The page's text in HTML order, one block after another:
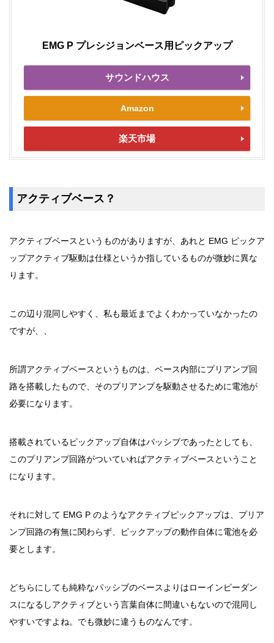
EMG P プレシジョンベース用ピックアップ
サウンドハウス
Amazon
楽天市場
アクティブベース？
アクティブベースというものがありますが、あれと EMG ピックア
ップアクティブ駆動は仕様というか指しているものが微妙に異な
ります。
この辺り混同しやすく、私も最近までよくわかっていなかったの
ですが、、
所謂アクティブベースというものは、ベース内部にプリアンプ回
路を搭載したもので、そのプリアンプを駆動させるために電池が
必要になります。
搭載されているピックアップ自体はパッシブであったとしても、
このプリアンプ回路がついていればアクティブベースということ
になります。
それに対して EMG P のようなアクティブピックアップは、プリア
ンプ回路の有無に関わらず、ピックアップの動作自体に電池を必
要とします。
どちらにしても純粋なパッシブのベースよりはローインピーダン
スになるしアクティブという言葉自体に間違いもないので混同し
やすいですよね。でも微妙に違うものなんです。